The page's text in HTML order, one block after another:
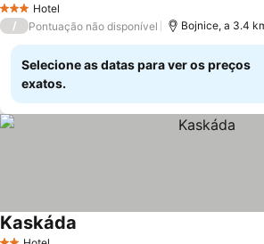
3 EstrelasHotel
/ Pontuação não disponível Bojnice, a 3.4
Selecione as datas para ver os preços
exatos.
Kaskáda